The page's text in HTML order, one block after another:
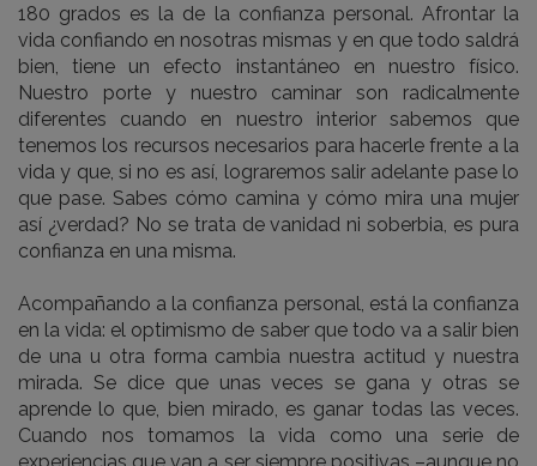
180 grados es la de la confianza personal. Afrontar la
vida confiando en nosotras mismas y en que todo saldrá
bien, tiene un efecto instantáneo en nuestro físico.
Nuestro porte y nuestro caminar son radicalmente
diferentes cuando en nuestro interior sabemos que
tenemos los recursos necesarios para hacerle frente a la
vida y que, si no es así, lograremos salir adelante pase lo
que pase. Sabes cómo camina y cómo mira una mujer
así ¿verdad? No se trata de vanidad ni soberbia, es pura
confianza en una misma.
Acompañando a la confianza personal, está la confianza
en la vida: el optimismo de saber que todo va a salir bien
de una u otra forma cambia nuestra actitud y nuestra
mirada. Se dice que unas veces se gana y otras se
aprende lo que, bien mirado, es ganar todas las veces.
Cuando nos tomamos la vida como una serie de
experiencias que van a ser siempre positivas –aunque no